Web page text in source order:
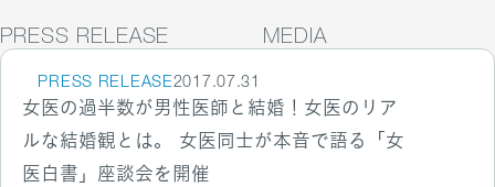
材
継M&A
プ企業一覧・事業拠点
見るエムステージグループ
ナビリティ
TOP
ッセージ
度
種一覧
ュリティに関する方針
PRESS RELEASE MEDIA
PRESS RELEASE2017.07.31
女医の過半数が男性医師と結婚！女医のリア
ルな結婚観とは。 女医同士が本音で語る「女
医白書」座談会を開催